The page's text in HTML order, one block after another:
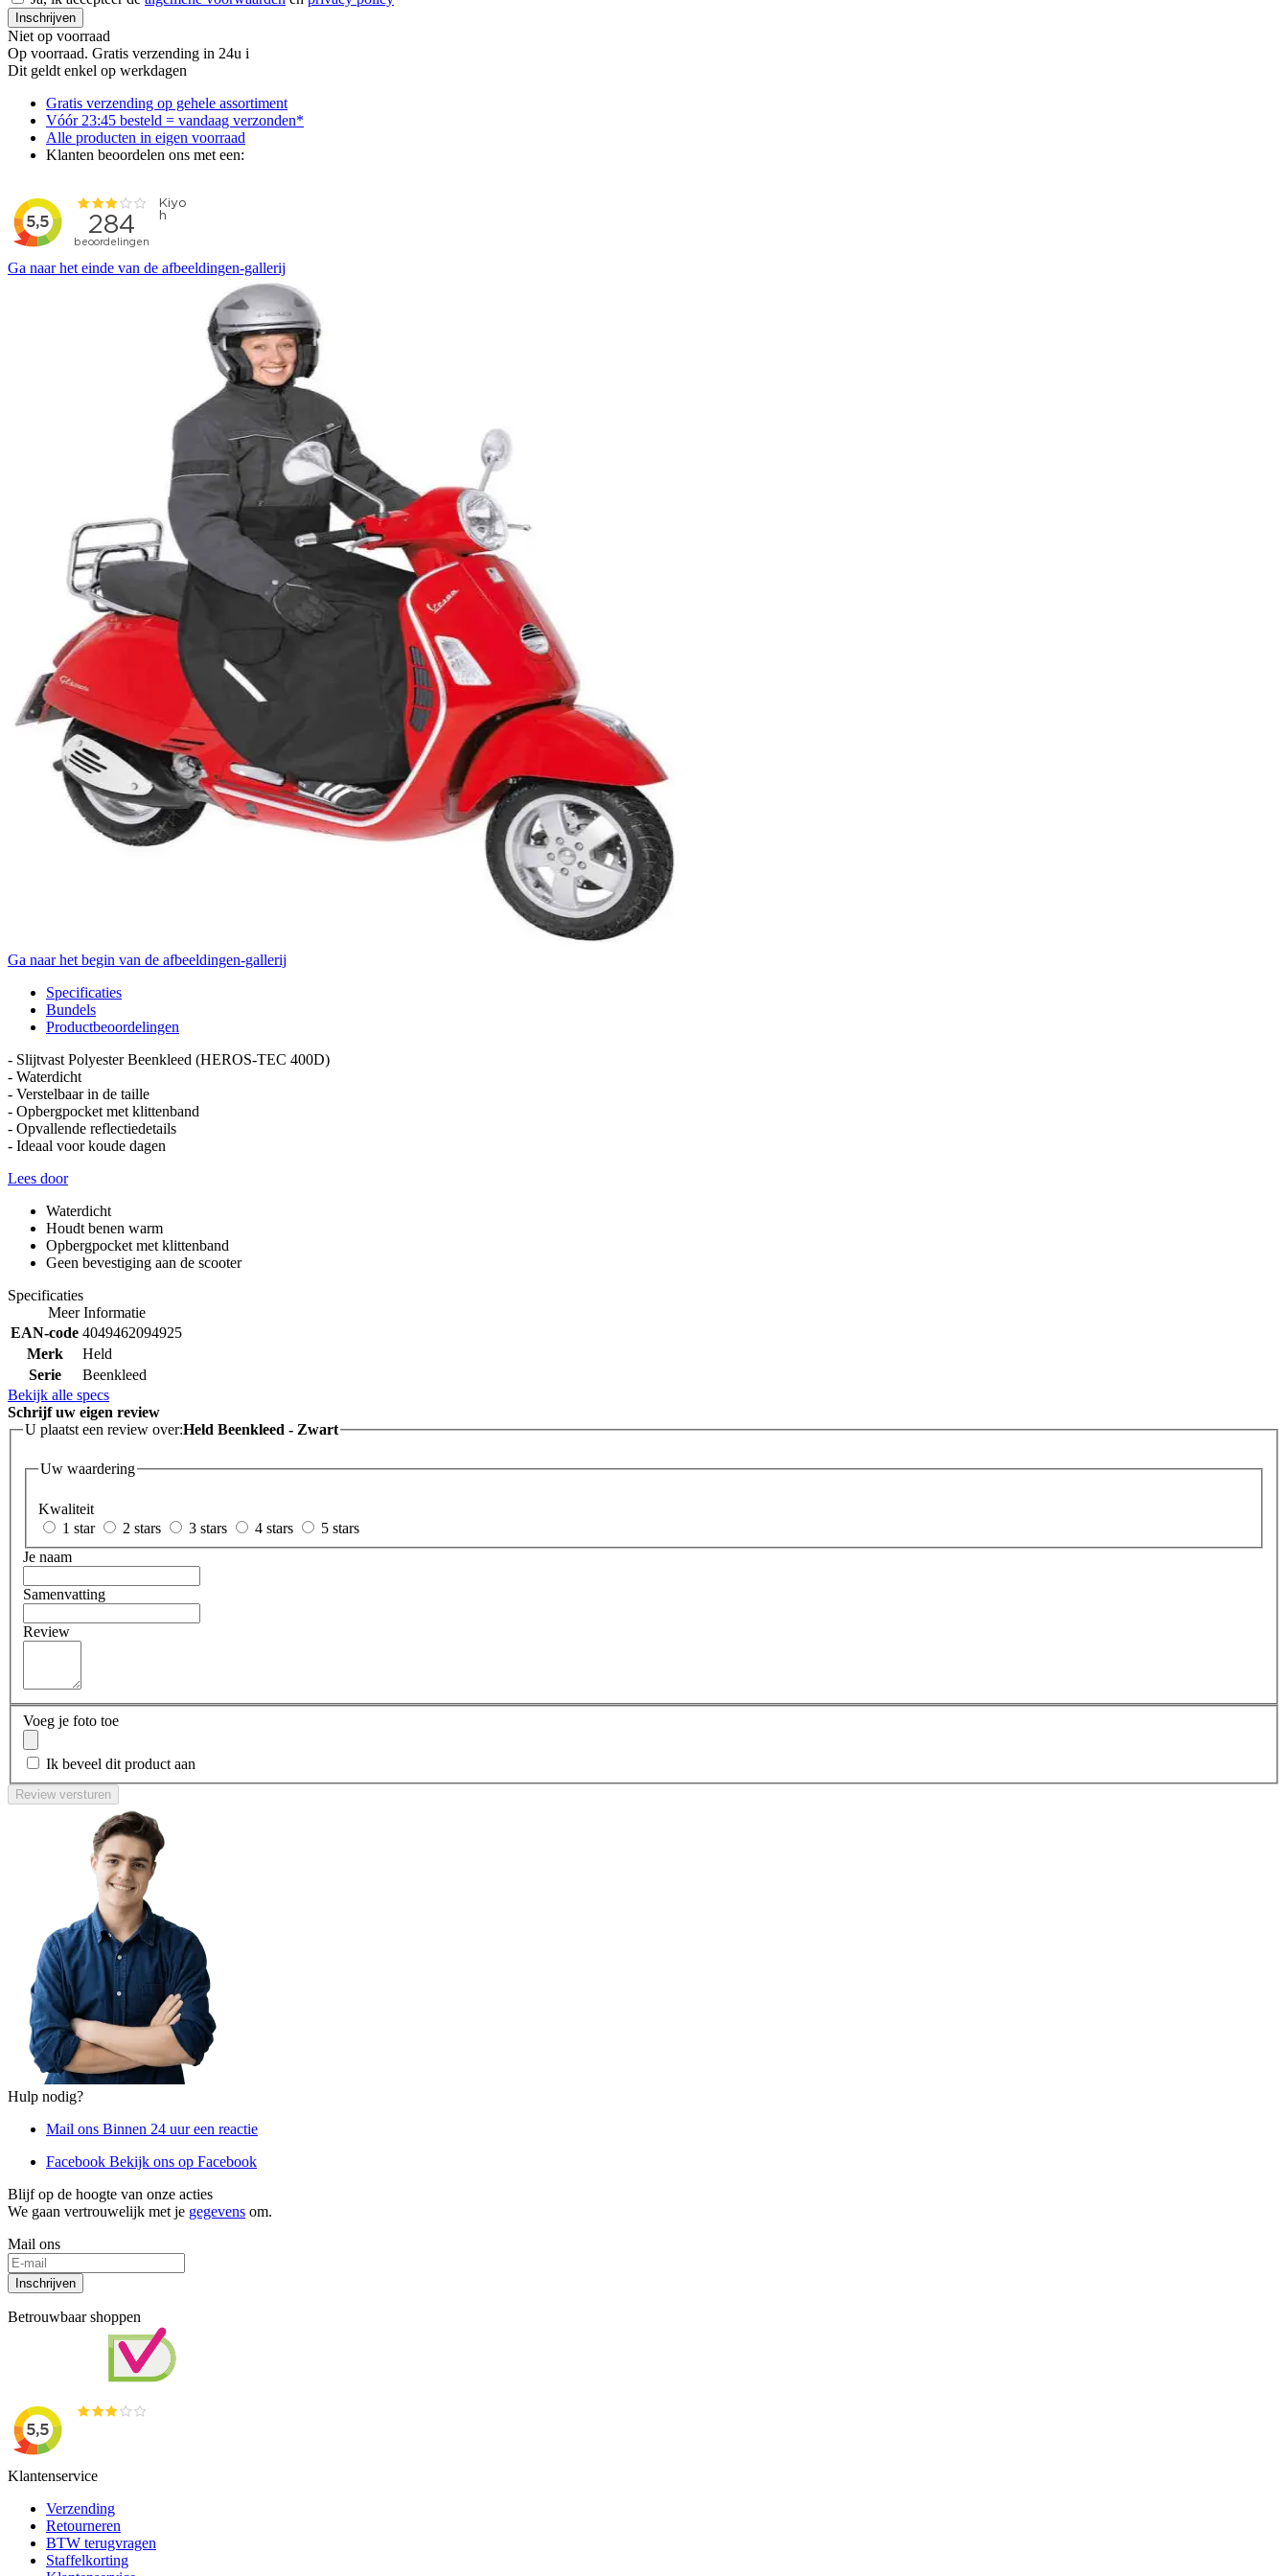
Inschrijven
Niet op voorraad
Op voorraad. Gratis verzending in 24u i
Dit geldt enkel op werkdagen
Gratis verzending op gehele assortiment
Vóór 23:45 besteld = vandaag verzonden*
Alle producten in eigen voorraad
Klanten beoordelen ons met een:
Ga naar het einde van de afbeeldingen-gallerij
Ga naar het begin van de afbeeldingen-gallerij
Specificaties
Bundels
Productbeoordelingen
- Slijtvast Polyester Beenkleed (HEROS-TEC 400D)
- Waterdicht
- Verstelbaar in de taille
- Opbergpocket met klittenband
- Opvallende reflectiedetails
- Ideaal voor koude dagen
Lees door
Waterdicht
Houdt benen warm
Opbergpocket met klittenband
Geen bevestiging aan de scooter
Specificaties
Meer Informatie
EAN-code 4049462094925
Merk
Held
Serie
Beenkleed
Bekijk alle specs
Schrijf uw eigen review
U plaatst een review over:Held Beenkleed - Zwart
Uw waardering
Kwaliteit
1 star
2 stars 3 stars 4 stars
5 stars
Je naam
Samenvatting
Review
Voeg je foto toe
Ik beveel dit product aan
Review versturen
Hulp nodig?
Mail ons Binnen 24 uur een reactie
Facebook Bekijk ons op Facebook
Blijf op de hoogte van onze acties
We gaan vertrouwelijk met je gegevens om.
Mail ons
Inschrijven
Betrouwbaar shoppen
Klantenservice
Verzending
Retourneren
BTW terugvragen
Staffelkorting